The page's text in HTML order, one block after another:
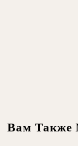
Вам Также